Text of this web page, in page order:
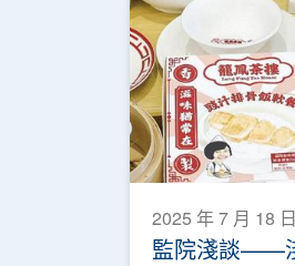
2025 年 7 月 18 日
監院淺談——